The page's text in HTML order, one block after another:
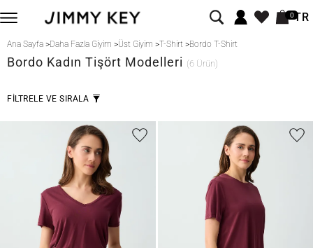
0TR
Ana Sayfa >Daha Fazla Giyim >Üst Giyim >T-Shirt >Bordo T-Shirt
Bordo Kadın Tişört Modelleri (6 Ürün)
FİLTRELE VE SIRALA